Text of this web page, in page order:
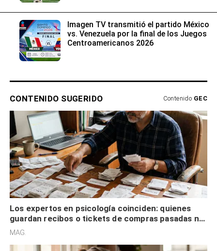
Imagen TV transmitió el partido México
vs. Venezuela por la final de los Juegos
Centroamericanos 2026
CONTENIDO SUGERIDO Contenido GEC
Los expertos en psicología coinciden: quienes
guardan recibos o tickets de compras pasadas no
son acumuladores, sino que tienen necesidad de
MAG.